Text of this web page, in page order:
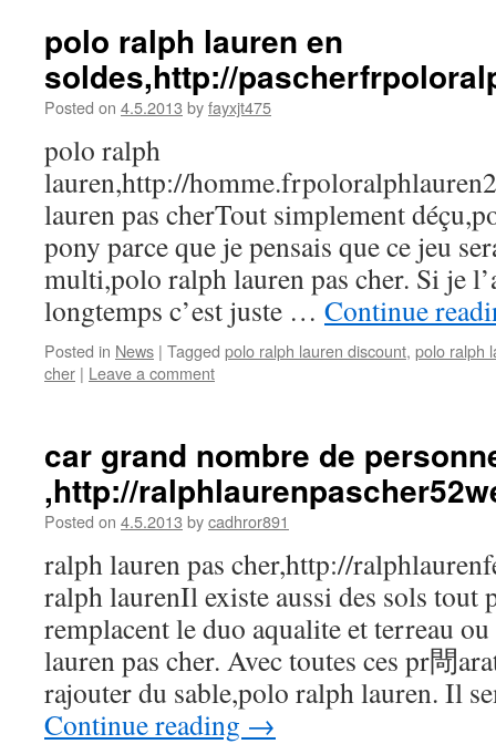
polo ralph lauren en
soldes,http://
Posted on 4.5.2013 byfayxjt475
polo ralph
lauren,http://
lauren pas cherTout simplement
pony parce que je pensais que ce jeu
multi,polo ralph lauren pas cher. Si je
longtemps c’est juste … Continue
Posted in News | Tagged polo ralph lauren discount, polo ralph
cher | Leave a comment
car grand nombre de
,http://
Posted on 4.5.2013 bycadhror891
ralph lauren pas cher,http://
ralph laurenIl existe aussi des sols
remplacent le duo aqualite et terreau
lauren pas cher. Avec toutes ces pr閜
rajouter du sable,polo ralph lauren. Il
Continue reading →